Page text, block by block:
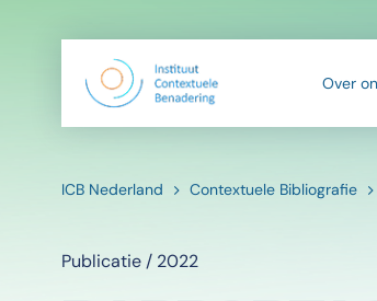
Over
ICB Nederland Contextuele Bibliografie
Publicatie / 2022